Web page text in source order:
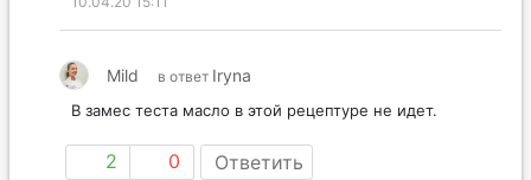
Mild в ответ Iryna
В замес теста масло в этой рецептуре не идет.
2 0 Ответить